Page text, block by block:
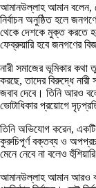
আমানউল্লাহ আমান বলেন,
নির্বাচন অনুষ্ঠিত হলে
থেকে দেশকে মুক্ত করতে
ফেব্রুয়ারি হবে জনগণের
নারী সমাজের ভূমিকার কথা
করছে, তাদের বিরুদ্ধে
জবাব দেবে। তিনি আরও
ভোটাধিকার প্রয়োগে
তিনি অভিযোগ করেন, একটি
কুরুচিপূর্ণ বক্তব্য ও
মেনে নেবে না বলেও
আমানউল্লাহ আমান আরও